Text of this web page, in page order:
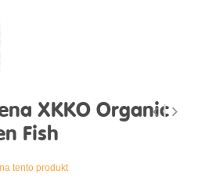
XKKO Organic
Fish
tento produkt